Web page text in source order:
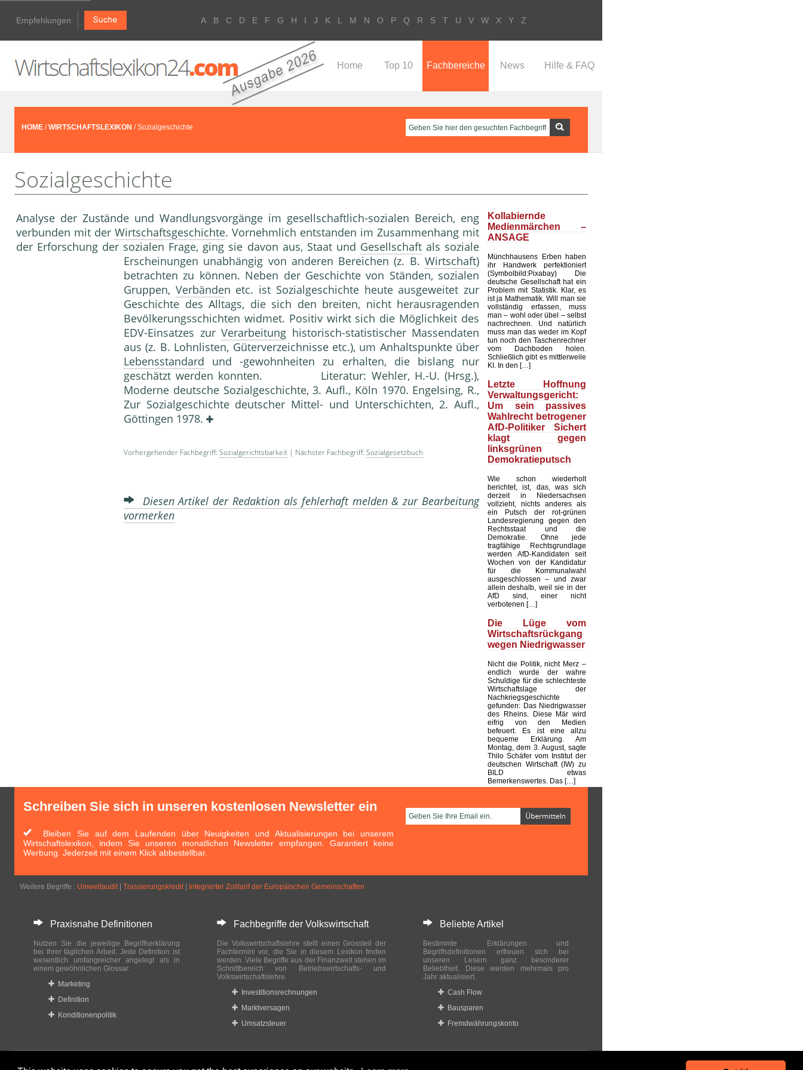
Empfehlungen A B C D E F G H I J K L M N O P Q R S T U V W X Y Z
Home Top 10 Fachbereiche News Hilfe & FAQ
HOME /WIRTSCHAFTSLEXIKON / Sozialgeschichte
Sozialgeschichte
Analyse der Zustände und Wandlungsvorgänge im gesellschaftlich-sozialen Bereich, eng
verbunden mit der Wirtschaftsgeschichte. Vornehmlich entstanden im Zusammenhang mit
der Erforschung der sozialen Frage, ging sie davon aus, Staat und Gesellschaftals soziale
Erscheinungen unabhängig von anderen Bereichen (z. B. Wirtschaft)
betrachten zu können. Neben der Geschichte von Ständen, sozialen
Gruppen, Verbänden etc. ist Sozialgeschichte heute ausgeweitet zur
Geschichte des Alltags, die sich den breiten, nicht herausragenden
Bevölkerungsschichten widmet. Positiv wirkt sich die Möglichkeit des
EDV-Einsatzes zur Verarbeitung historisch-statistischer Massendaten
aus (z. B. Lohnlisten, Güterverzeichnisse etc.), um Anhaltspunkte über
Lebensstandard und -gewohnheiten zu erhalten, die bislang nur
geschätzt werden konnten. Literatur: Wehler, H.-U. (Hrsg.),
Moderne deutsche Sozialgeschichte, 3. Aufl., Köln 1970. Engelsing, R.,
Zur Sozialgeschichte deutscher Mittel- und Unterschichten, 2. Aufl.,
Göttingen 1978.
Vorhergehender Fachbegriff: Sozialgerichtsbarkeit | Nächster Fachbegriff: Sozialgesetzbuch
Diesen Artikel der Redaktion als fehlerhaft melden & zur Bearbeitung
vormerken
Kollabiernde
Medienmärchen –
ANSAGE
Münchhausens Erben haben
ihr Handwerk perfektioniert
(Symbolbild:Pixabay) Die
deutsche Gesellschaft hat ein
Problem mit Statistik. Klar, es
ist ja Mathematik. Will man sie
vollständig erfassen, muss
man – wohl oder übel – selbst
nachrechnen. Und natürlich
muss man das weder im Kopf
tun noch den Taschenrechner
vom Dachboden holen.
Schließlich gibt es mittlerweile
KI. In den […]
Letzte Hoffnung
Verwaltungsgericht:
Um sein passives
Wahlrecht betrogener
AfD-Politiker Sichert
klagt gegen
linksgrünen
Demokratieputsch
Wie schon wiederholt
berichtet, ist, das, was sich
derzeit in Niedersachsen
vollzieht, nichts anderes als
ein Putsch der rot-grünen
Landesregierung gegen den
Rechtsstaat und die
Demokratie. Ohne jede
tragfähige Rechtsgrundlage
werden AfD-Kandidaten seit
Wochen von der Kandidatur
für die Kommunalwahl
ausgeschlossen – und zwar
allein deshalb, weil sie in der
AfD sind, einer nicht
verbotenen […]
Die Lüge vom
Wirtschaftsrückgang
wegen Niedrigwasser
Nicht die Politik, nicht Merz –
endlich wurde der wahre
Schuldige für die schlechteste
Wirtschaftslage der
Nachkriegsgeschichte
gefunden: Das Niedrigwasser
des Rheins. Diese Mär wird
eifrig von den Medien
befeuert. Es ist eine allzu
bequeme Erklärung. Am
Montag, dem 3. August, sagte
Thilo Schäfer vom Institut der
deutschen Wirtschaft (IW) zu
BILD etwas
Bemerkenswertes. Das […]
Schreiben Sie sich in unseren kostenlosen Newsletter ein
Bleiben Sie auf dem Laufenden über Neuigkeiten und Aktualisierungen bei unserem
Wirtschaftslexikon, indem Sie unseren monatlichen Newsletter empfangen. Garantiert keine
Werbung. Jederzeit mit einem Klick abbestellbar.
Weitere Begriffe : Umweltaudit| Trassierungskredit| Integrierter Zolltarif der Europäischen Gemeinschaften
Praxisnahe Definitionen
Nutzen Sie die jeweilige Begriffserklärung
bei Ihrer täglichen Arbeit. Jede Definition ist
wesentlich umfangreicher angelegt als in
einem gewöhnlichen Glossar.
Marketing
Definition
Konditionenpolitik
Fachbegriffe der Volkswirtschaft
Die Volkswirtschaftslehre stellt einen Grossteil der
Fachtermini vor, die Sie in diesem Lexikon finden
werden. Viele Begriffe aus der Finanzwelt stehen im
Schnittbereich von Betriebswirtschafts- und
Volkswirtschaftslehre.
Investitionsrechnungen
Marktversagen
Umsatzsteuer
Beliebte Artikel
Bestimmte Erklärungen und
Begriffsdefinitionen erfreuen sich bei
unseren Lesern ganz besonderer
Beliebtheit. Diese werden mehrmals pro
Jahr aktualisiert.
Cash Flow
Bausparen
Fremdwährungskonto